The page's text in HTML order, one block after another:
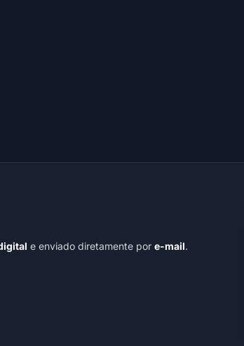
e enviado diretamente por e-mail.